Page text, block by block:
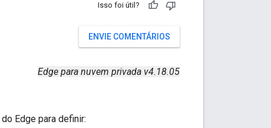
Isso foi útil?
ENVIE COMENTÁRIOS
Edge para nuvem privada v4.18.05
Edge para definir: